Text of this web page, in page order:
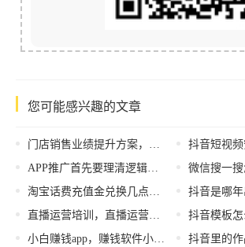
您可能感兴趣的文章
门店销售业绩提升方案，门店销售业绩提升方案有哪几点？
APP推广首先要理清逻辑思路
淘宝话费充值金兑换几点开始（淘宝话费充值店怎么开）
直播运营培训，直播运营培训课程？
小白赚钱app，赚钱软件小白推荐？
抖音短视频安装
微信搜一搜怎么做推广引流？
抖音是哪年出来的软件
抖音模板怎么制作
抖音里的作品怎么删除